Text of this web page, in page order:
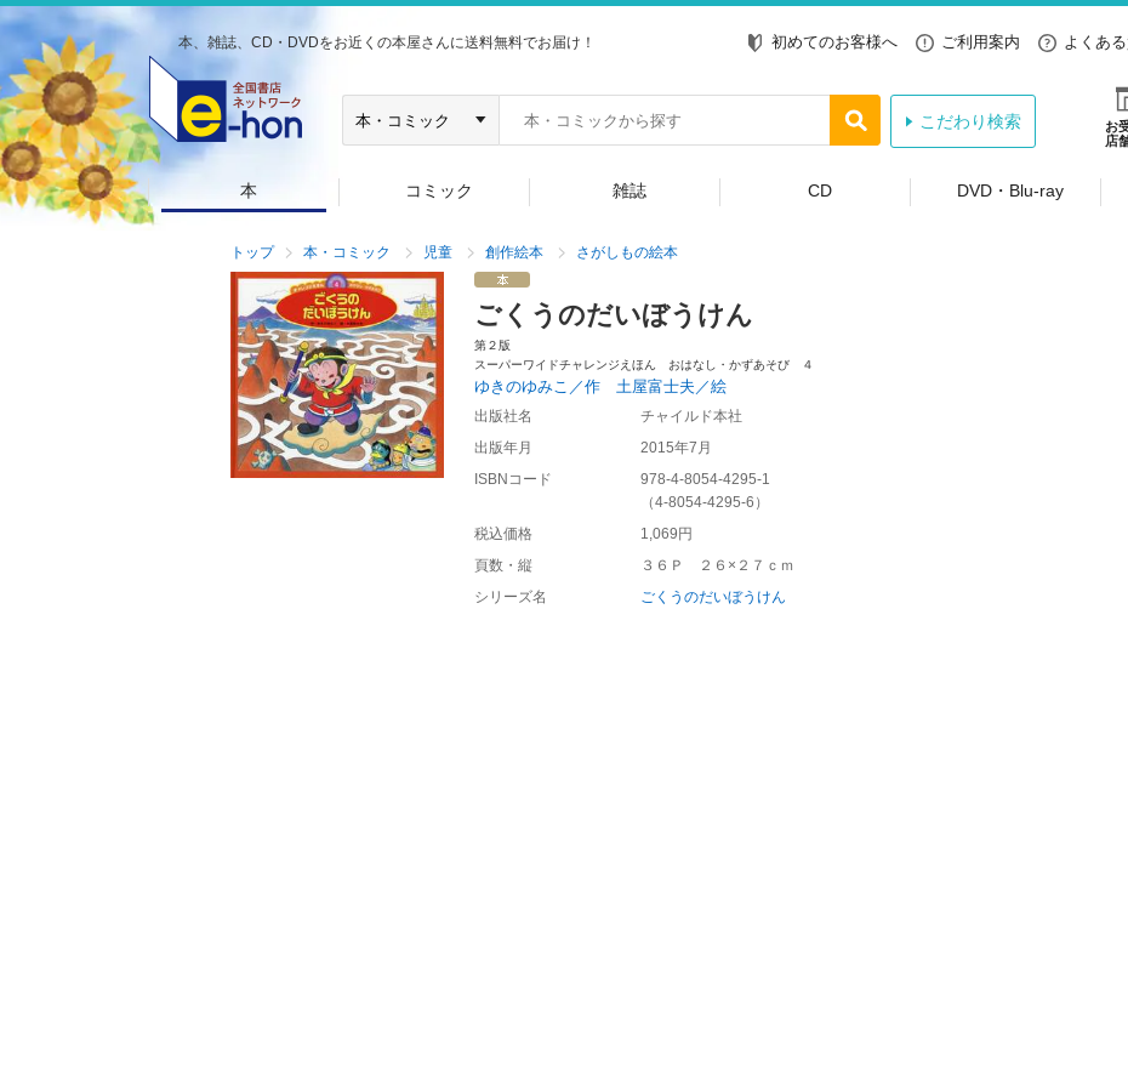
本、雑誌、CD・DVDをお近くの本屋さんに送料無料でお届け！ 初めてのお客様へ ご利用案内 よくあ
お
店
こだわり検索
本 コミック 雑誌 CD DVD・Blu-ray
トップ 本・コミック 児童 創作絵本 さがしもの絵本
ごくうのだいぼうけん
第２版
スーパーワイドチャレンジえほん おはなし・かずあそび ４
ゆきのゆみこ／作 土屋富士夫／絵
出版社名
チャイルド本社
出版年月
2015年7月
ISBNコード
978-4-8054-4295-1
（4-8054-4295-6 ）
税込価格
1,069円
頁数・縦
３６Ｐ ２６×２７ｃｍ
シリーズ名
ごくうのだいぼうけん